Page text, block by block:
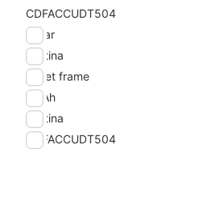
CDFACCUDT504
2 jaar
Cortina
In het frame
14 Ah
Cortina
CDFACCUDT504